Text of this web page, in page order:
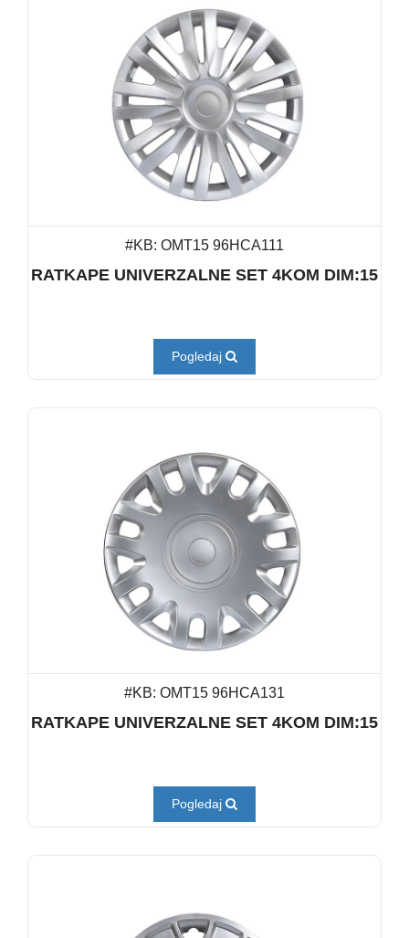
#KB: OMT15 96HCA111
RATKAPE UNIVERZALNE SET 4KOM DIM:15
Pogledaj
#KB: OMT15 96HCA131
RATKAPE UNIVERZALNE SET 4KOM DIM:15
Pogledaj